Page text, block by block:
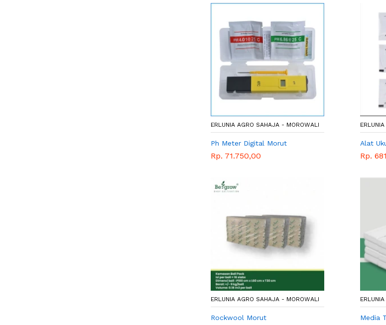
ERLUNIA AGRO SAHAJA - MOROWALI
Ph Meter Digital Morut
Rp. 71.750,00
Alat
Rp.
ERLUNIA AGRO SAHAJA - MOROWALI
Rockwool Morut Media